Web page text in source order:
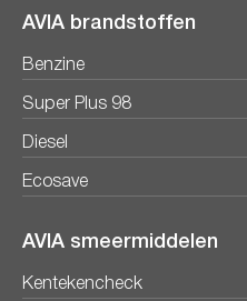
AVIA brandstoffen
Benzine
Super Plus 98
Diesel
Ecosave
AVIA smeermiddelen
Kentekencheck